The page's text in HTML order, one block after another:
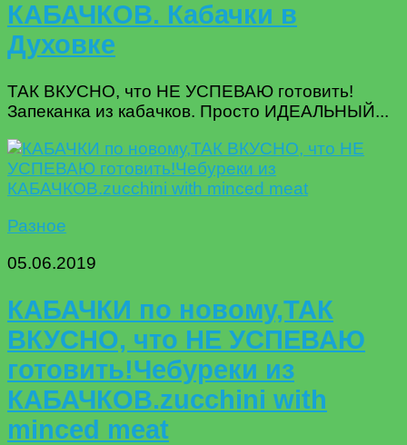
КАБАЧКОВ. Кабачки в
Духовке
ТАК ВКУСНО, что НЕ УСПЕВАЮ готовить!
Запеканка из кабачков. Просто ИДЕАЛЬНЫЙ...
Разное
05.06.2019
КАБАЧКИ по новому,ТАК
ВКУСНО, что НЕ УСПЕВАЮ
готовить!Чебуреки из
КАБАЧКОВ.zucchini with
minced meat